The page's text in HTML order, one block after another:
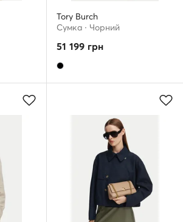
Tory Burch
Сумка · Чорний
51 199 грн